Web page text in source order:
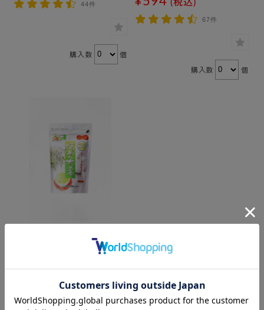
44件
購入数 個
(税込)
67件
購入数 個
玄米茶 5ｇ×20パック
¥594 (税込)
42件